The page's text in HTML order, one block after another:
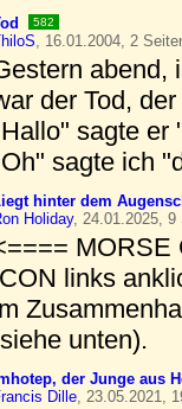
582
, 16.01.2004, 2
abend,
der Tod,
sagte er
sagte ich
hinter dem
Holiday, 24.01.2025, 9
MORSE
links
unten).
der Junge aus
Dille, 23.05.2021,